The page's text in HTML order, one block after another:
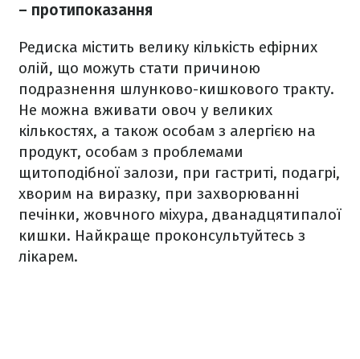
– протипоказання
Редиска містить велику кількість ефірних
олій, що можуть стати причиною
подразнення шлунково-кишкового тракту.
Не можна вживати овоч у великих
кількостях, а також особам з алергією на
продукт, особам з проблемами
щитоподібної залози, при гастриті, подагрі,
хворим на виразку, при захворюванні
печінки, жовчного міхура, дванадцятипалої
кишки. Найкраще проконсультуйтесь з
лікарем.